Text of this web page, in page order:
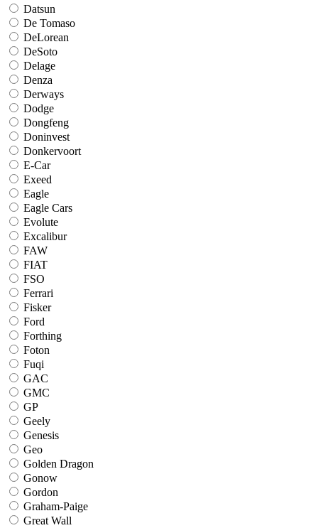
Datsun
De Tomaso
DeLorean
DeSoto
Delage
Denza
Derways
Dodge
Dongfeng
Doninvest
Donkervoort
E-Car
Exeed
Eagle
Eagle Cars
Evolute
Excalibur
FAW
FIAT
FSO
Ferrari
Fisker
Ford
Forthing
Foton
Fuqi
GAC
GMC
GP
Geely
Genesis
Geo
Golden Dragon
Gonow
Gordon
Graham-Paige
Great Wall